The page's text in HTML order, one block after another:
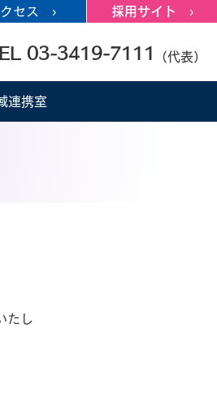
クセス › 採用サイト ›
03-3419-7111 （代表）
連携室
たし